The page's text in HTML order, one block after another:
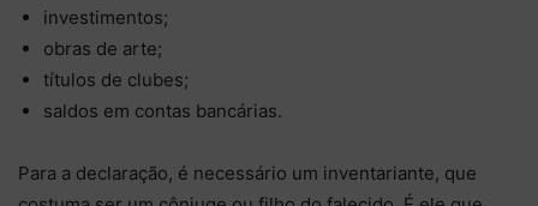
investimentos;
obras de arte;
títulos de clubes;
saldos em contas bancárias.
Para a declaração, é necessário um inventariante, que